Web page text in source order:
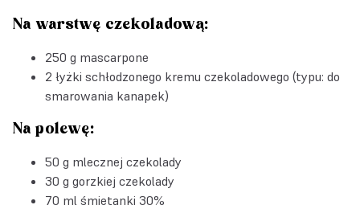
Na warstwę czekoladową:
250 g mascarpone
2 łyżki schłodzonego kremu czekoladowego (typu: do
smarowania kanapek)
Na polewę:
50 g mlecznej czekolady
30 g gorzkiej czekolady
70 ml śmietanki 30%